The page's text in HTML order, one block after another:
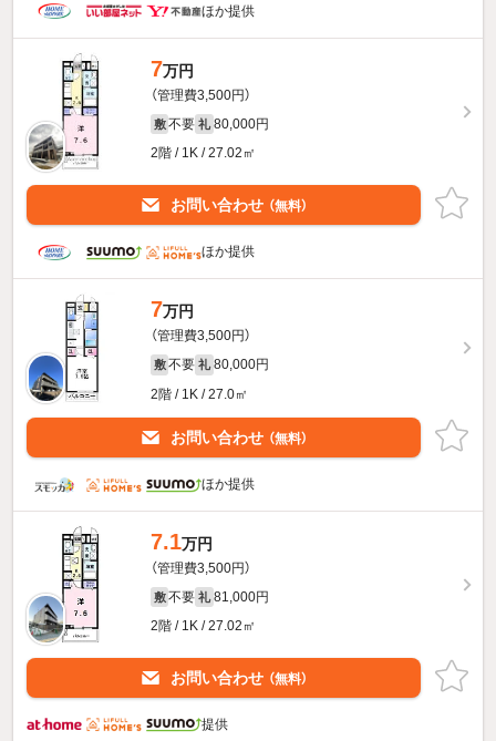
ほか提供
7万円
（管理費3,500円）
敷 不要 礼 80,000円
2階 / 1K / 27.02㎡
お問い合わせ （無料）
ほか提供
7万円
（管理費3,500円）
敷 不要 礼 80,000円
2階 / 1K / 27.0㎡
お問い合わせ （無料）
ほか提供
7.1万円
（管理費3,500円）
敷 不要 礼 81,000円
2階 / 1K / 27.02㎡
お問い合わせ （無料）
提供